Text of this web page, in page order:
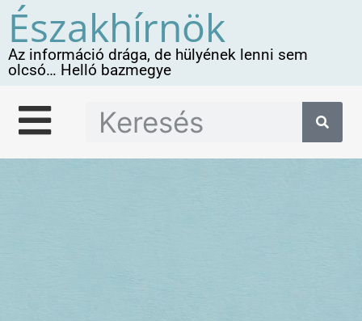
Északhírnök
Az információ drága, de hülyének lenni sem
olcsó… Helló bazmegye